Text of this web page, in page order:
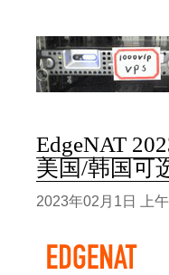
EdgeNAT
美国/韩国可
2023年02月1日 上